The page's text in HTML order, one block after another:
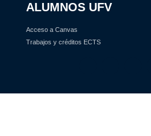
ALUMNOS UFV
Acceso a Canvas
Trabajos y créditos ECTS